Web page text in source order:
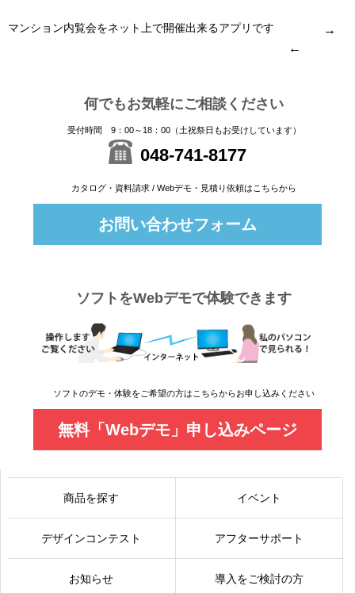
マンション内覧会をネット上で開催出来るアプリです
→
←
何でもお気軽にご相談ください
受付時間 9：00～18：00（土祝祭日もお受けしています）
048-741-8177
カタログ・資料請求 / Webデモ・見積り依頼はこちらから
お問い合わせフォーム
ソフトをWebデモで体験できます
ソフトのデモ・体験をご希望の方はこちらからお申し込みください
無料「Webデモ」申し込みページ
商品を探す イベント
デザインコンテスト アフターサポート
お知らせ 導入をご検討の方